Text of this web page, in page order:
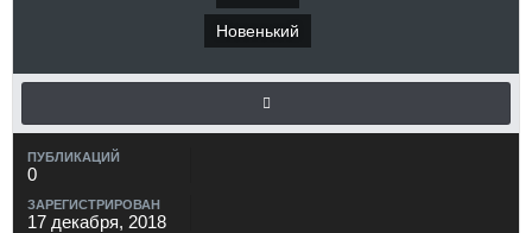
Новенький
ПУБЛИКАЦИЙ
0
ЗАРЕГИСТРИРОВАН
17 декабря, 2018